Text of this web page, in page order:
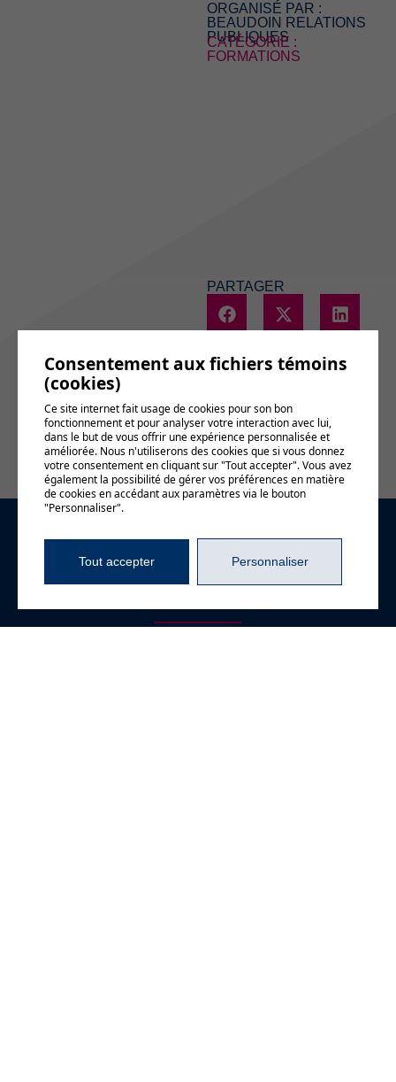
ORGANISÉ PAR :
BEAUDOIN RELATIONS
PUBLIQUES
CATÉGORIE :
FORMATIONS
PARTAGER
calendrier
complet
Demande
d'information
Consentement aux fichiers témoins
(cookies)
Ce site internet fait usage de cookies pour son bon
fonctionnement et pour analyser votre interaction avec lui,
dans le but de vous offrir une expérience personnalisée et
améliorée. Nous n'utiliserons des cookies que si vous donnez
votre consentement en cliquant sur "Tout accepter". Vous avez
également la possibilité de gérer vos préférences en matière
de cookies en accédant aux paramètres via le bouton
"Personnaliser".
Tout accepter Personnaliser